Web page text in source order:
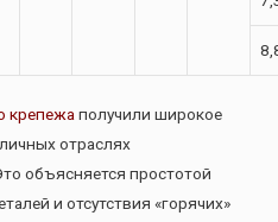
крепежаполучили широкое
отраслях
объясняется простотой
и отсутствия «горячих»